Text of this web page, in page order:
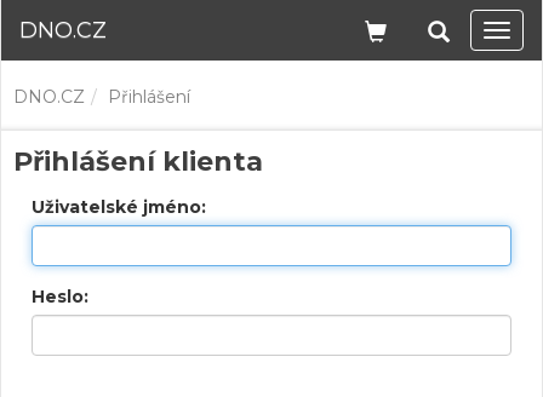
DNO.CZ
DNO.CZ Přihlášení
Přihlášení klienta
Uživatelské jméno:
Heslo: